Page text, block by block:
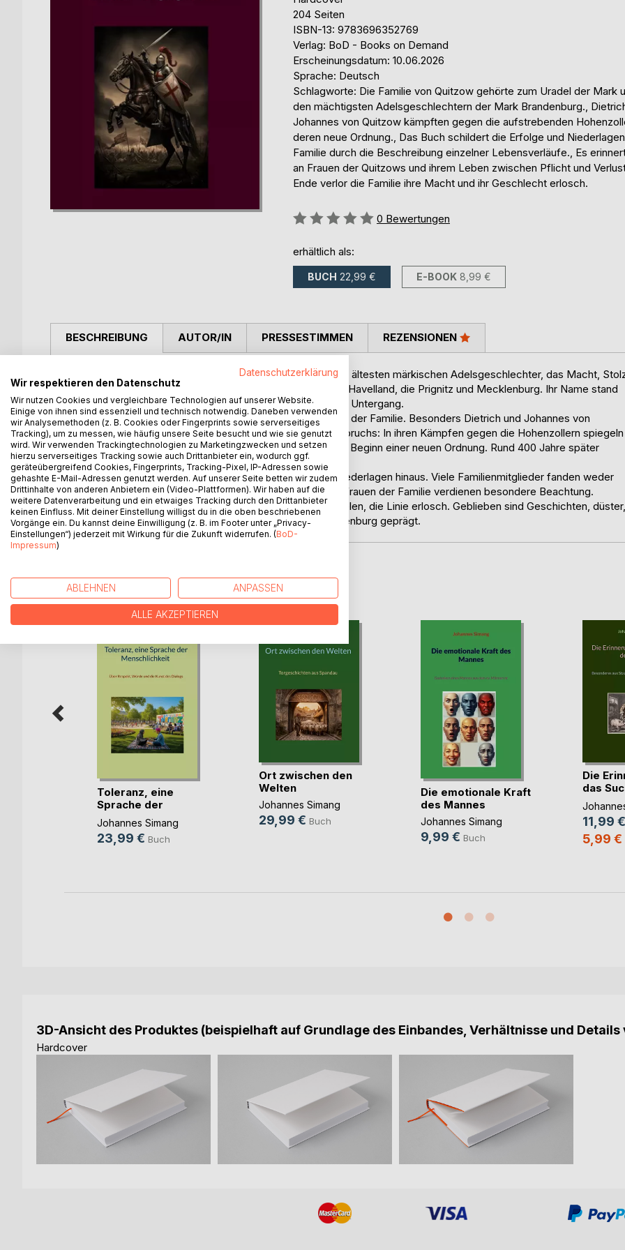
204 Seiten
ISBN-13: 9783696352769
Verlag: BoD - Books on Demand
Erscheinungsdatum: 10.06.2026
Sprache: Deutsch
Schlagworte: Die Familie von Quitzow gehörte zum Uradel der Mark
den mächtigsten Adelsgeschlechtern der Mark Brandenburg.,
Johannes von Quitzow kämpften gegen die aufstrebenden
deren neue Ordnung., Das Buch schildert die Erfolge und
Familie durch die Beschreibung einzelner Lebensverläufe., Es
an Frauen der Quitzows und ihrem Leben zwischen Pflicht und
Ende verlor die Familie ihre Macht und ihr Geschlecht erlosch.
Bewertung::
0 Bewertungen
erhältlich als:
BUCH 22,99 € E-BOOK 8,99 €
BESCHREIBUNG
Die Geschichte der Quitzows ist die Geschichte eines der ältesten märkischen Adelsgeschlechter, das Macht,
und Vergänglichkeit verkörperte. Ihre Burgen prägten das Havelland, die Prignitz und Mecklenburg. Ihr Name stand
für Fehde und Unabhängigkeit. Doch ihr Weg führte in den Untergang.
Dieses Buch erzählt von den bedeutendsten Angehörigen der Familie. Besonders Dietrich und Johannes von
Quitzow wurden zu Symbolfiguren eines historischen Umbruchs: In ihren Kämpfen gegen die Hohenzollern spiegeln
sich das Ende des mittelalterlichen Fehdewesens und der Beginn einer neuen Ordnung. Rund 400 Jahre später
widerfuhr ähnliches den Hohenzollern.
Die Tragik der Quitzows reichte jedoch über politische Niederlagen hinaus. Viele Familienmitglieder fanden weder
Frieden mit ihrer Zeit noch mit ihrem Schicksal. Auch die Frauen der Familie verdienen besondere Beachtung.
Am Ende blieben weder Macht noch Besitz. Burgen verfielen, die Linie erlosch. Geblieben sind Geschichten, düster,
widersprüchlich und von der Melancholie der Mark Brandenburg geprägt.
AUTOR/IN PRESSESTIMMEN REZENSIONEN
WEITERE TITEL BEIBoD
Toleranz, eine
Sprache der
Menschl(...)
Johannes Simang
23,99 € Buch
Ort zwischen den
Welten
Johannes Simang
29,99 € Buch
Die emotionale Kraft
des Mannes
Johannes Simang
9,99 € Buch
Die
das
Seele
11,99 €
5,99 €
3D-Ansicht des Produktes (beispielhaft auf Grundlage des Einbandes, Verhältnisse und
Hardcover
Datenschutzerklärung
Wir respektieren den Datenschutz
Wir nutzen Cookies und vergleichbare Technologien auf unserer Website.
Einige von ihnen sind essenziell und technisch notwendig. Daneben verwenden
wir Analysemethoden (z. B. Cookies oder Fingerprints sowie serverseitiges
Tracking), um zu messen, wie häufig unsere Seite besucht und wie sie genutzt
wird. Wir verwenden Trackingtechnologien zu Marketingzwecken und setzen
hierzu serverseitiges Tracking sowie auch Drittanbieter ein, wodurch ggf.
geräteübergreifend Cookies, Fingerprints, Tracking-Pixel, IP-Adressen sowie
gehashte E-Mail-Adressen genutzt werden. Auf unserer Seite betten wir zudem
Drittinhalte von anderen Anbietern ein (Video-Plattformen). Wir haben auf die
weitere Datenverarbeitung und ein etwaiges Tracking durch den Drittanbieter
keinen Einfluss. Mit deiner Einstellung willigst du in die oben beschriebenen
Vorgänge ein. Du kannst deine Einwilligung (z. B. im Footer unter „Privacy-
Einstellungen“) jederzeit mit Wirkung für die Zukunft widerrufen. (BoD-
Impressum)
ABLEHNEN ANPASSEN
ALLE AKZEPTIEREN